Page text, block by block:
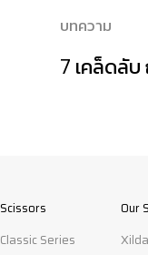
บทความ
7 เคล็ดลั
Scissors
Classic Series
Our